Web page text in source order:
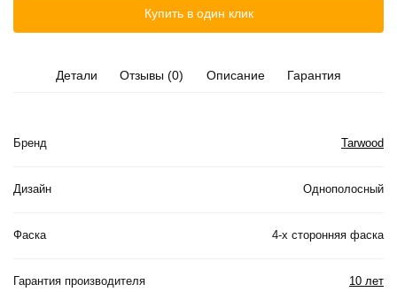
Купить в один клик
Детали Отзывы (0) Описание Гарантия
Бренд Tarwood
Дизайн Однополосный
Фаска 4-х сторонняя фаска
Гарантия производителя 10 лет